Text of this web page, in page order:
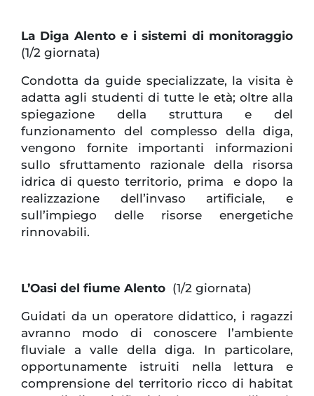
La Diga Alento e i sistemi di monitoraggio
(1/2 giornata)
Condotta da guide specializzate, la visita è
adatta agli studenti di tutte le età; oltre alla
spiegazione della struttura e del
funzionamento del complesso della diga,
vengono fornite importanti informazioni
sullo sfruttamento razionale della risorsa
idrica di questo territorio, prima e dopo la
realizzazione dell’invaso artificiale, e
sull’impiego delle risorse energetiche
rinnovabili.
L’Oasi del fiume Alento (1/2 giornata)
Guidati da un operatore didattico, i ragazzi
avranno modo di conoscere l’ambiente
fluviale a valle della diga. In particolare,
opportunamente istruiti nella lettura e
comprensione del territorio ricco di habitat